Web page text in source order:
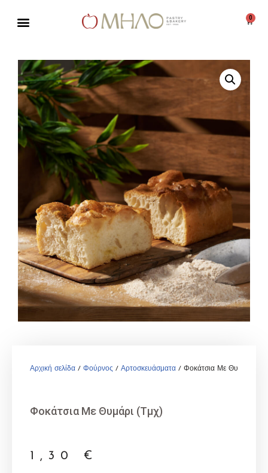
περιεχόμενο
0
Αρχική σελίδα / Φούρνος / Αρτοσκευάσματα / Φοκάτσια Με Θυμάρι
Φοκάτσια Με Θυμάρι (Τμχ)
1,30 €